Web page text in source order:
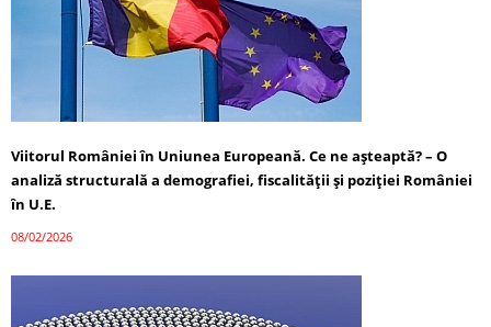
Viitorul României în Uniunea Europeană. Ce ne așteaptă? – O
analiză structurală a demografiei, fiscalității și poziției României
în U.E.
08/02/2026